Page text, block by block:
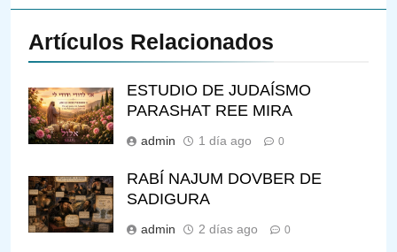
Artículos Relacionados
ESTUDIO DE JUDAÍSMO
PARASHAT REE MIRA
admin 1 día ago 0
RABÍ NAJUM DOVBER DE
SADIGURA
admin 2 días ago 0